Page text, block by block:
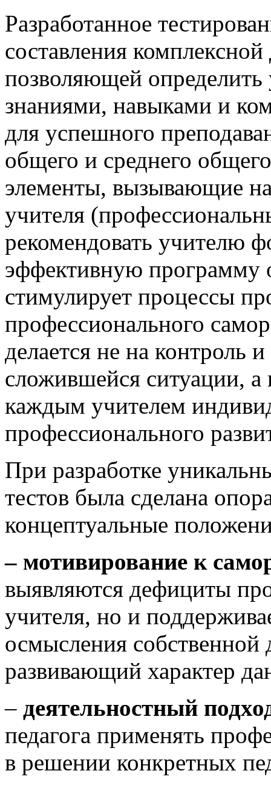
Разработанное
составления
позволяющей определить
знаниями, навыками и
для успешного
общего и среднего
элементы, вызывающие
учителя
рекомендовать учителю
эффективную программу
стимулирует процессы
профессионального
делается не на контроль
сложившейся ситуации,
каждым учителем
профессионального
При разработке
тестов была сделана
концептуальные
– мотивирование к
выявляются дефициты
учителя, но и
осмысления собственной
развивающий характер
– деятельностный
педагога применять
в решении конкретных